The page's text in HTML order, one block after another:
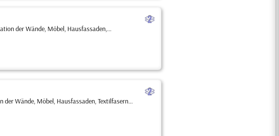
b
der Wände, Möbel, Hausfassaden,...
b
Wände, Möbel, Hausfassaden, Textilfasern...